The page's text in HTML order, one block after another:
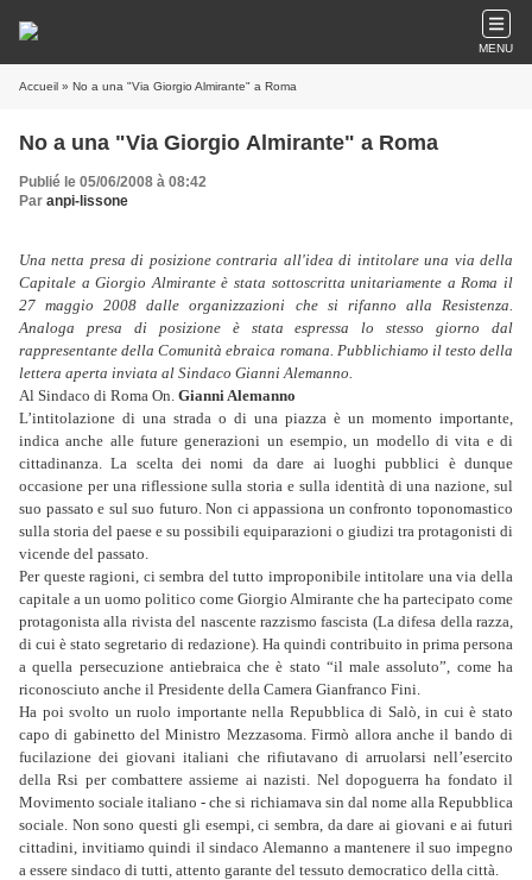
MENU
Accueil » No a una "Via Giorgio Almirante" a Roma
No a una "Via Giorgio Almirante" a Roma
Publié le 05/06/2008 à 08:42
Par anpi-lissone
Una netta presa di posizione contraria all'idea di intitolare una via della
Capitale a Giorgio Almirante è stata sottoscritta unitariamente a Roma il
27 maggio 2008 dalle organizzazioni che si rifanno alla Resistenza.
Analoga presa di posizione è stata espressa lo stesso giorno dal
rappresentante della Comunità ebraica romana. Pubblichiamo il testo della
lettera aperta inviata al Sindaco Gianni Alemanno.
Al Sindaco di Roma On. Gianni Alemanno
L’intitolazione di una strada o di una piazza è un momento importante,
indica anche alle future generazioni un esempio, un modello di vita e di
cittadinanza. La scelta dei nomi da dare ai luoghi pubblici è dunque
occasione per una riflessione sulla storia e sulla identità di una nazione, sul
suo passato e sul suo futuro. Non ci appassiona un confronto toponomastico
sulla storia del paese e su possibili equiparazioni o giudizi tra protagonisti di
vicende del passato.
Per queste ragioni, ci sembra del tutto improponibile intitolare una via della
capitale a un uomo politico come Giorgio Almirante che ha partecipato come
protagonista alla rivista del nascente razzismo fascista (La difesa della razza,
di cui è stato segretario di redazione). Ha quindi contribuito in prima persona
a quella persecuzione antiebraica che è stato “il male assoluto”, come ha
riconosciuto anche il Presidente della Camera Gianfranco Fini.
Ha poi svolto un ruolo importante nella Repubblica di Salò, in cui è stato
capo di gabinetto del Ministro Mezzasoma. Firmò allora anche il bando di
fucilazione dei giovani italiani che rifiutavano di arruolarsi nell’esercito
della Rsi per combattere assieme ai nazisti. Nel dopoguerra ha fondato il
Movimento sociale italiano - che si richiamava sin dal nome alla Repubblica
sociale. Non sono questi gli esempi, ci sembra, da dare ai giovani e ai futuri
cittadini, invitiamo quindi il sindaco Alemanno a mantenere il suo impegno
a essere sindaco di tutti, attento garante del tessuto democratico della città.